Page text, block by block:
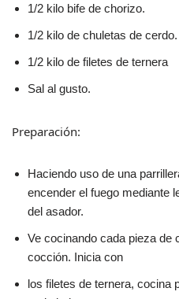
1/2 kilo bife de chorizo.
1/2 kilo de chuletas de cerdo.
1/2 kilo de filetes de ternera
Sal al gusto.
Preparación:
Haciendo uso de una
encender el fuego mediante
del asador.
Ve cocinando cada pieza de
cocción. Inicia con
los filetes de ternera, cocina